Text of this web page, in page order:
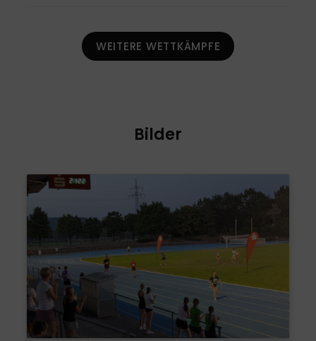
WEITERE WETTKÄMPFE
Bilder